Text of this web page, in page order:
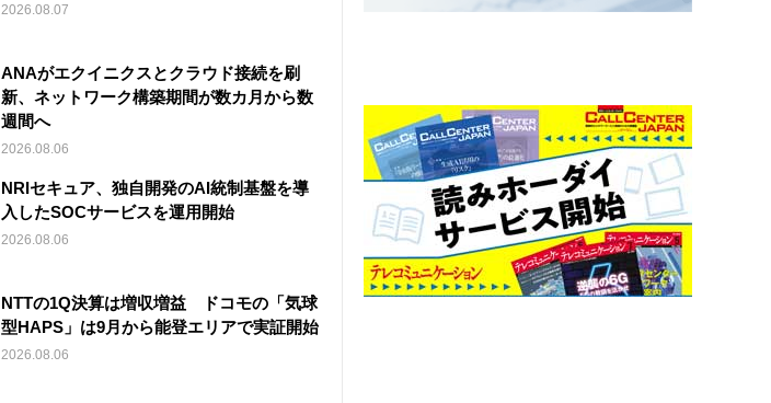
2026.08.07
ANAがエクイニクスとクラウド接続を刷
新、ネットワーク構築期間が数カ月から数
週間へ
2026.08.06
NRIセキュア、独自開発のAI統制基盤を導
入したSOCサービスを運用開始
2026.08.06
NTTの1Q決算は増収増益 ドコモの「気球
型HAPS」は9月から能登エリアで実証開始
2026.08.06